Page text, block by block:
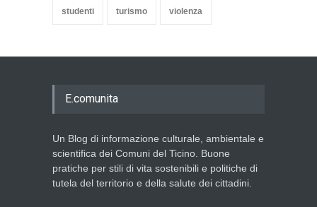
studenti turismo violenza
E.comunita
Un Blog di informazione culturale, ambientale e
scientifica dei Comuni del Ticino. Buone
pratiche per stili di vita sostenibili e politiche di
tutela del territorio e della salute dei cittadini.